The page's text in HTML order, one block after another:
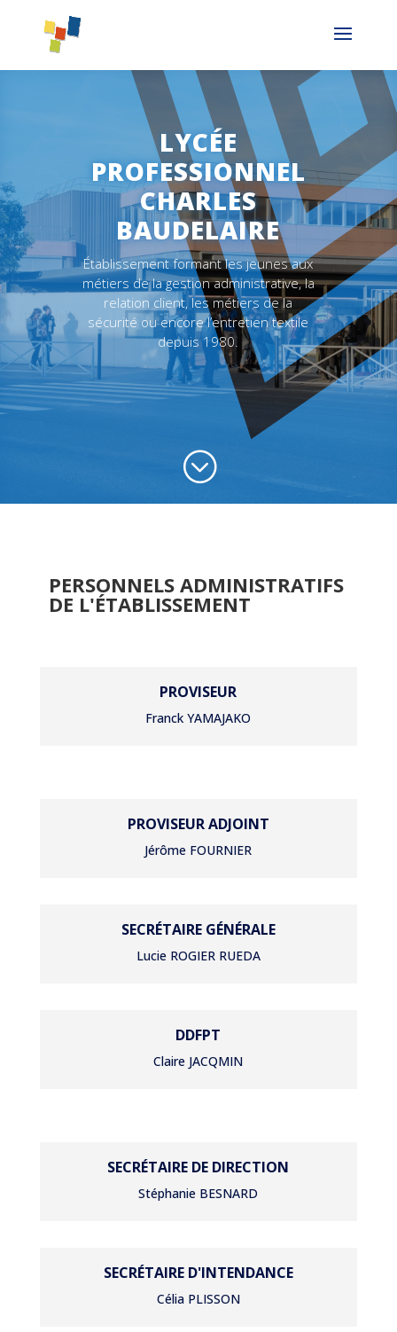
LYCÉE
PROFESSIONNEL
CHARLES
BAUDELAIRE
Établissement formant les jeunes aux
métiers de la gestion administrative, la
relation client, les métiers de la
sécurité ou encore l’entretien textile
depuis 1980.
;
PERSONNELS ADMINISTRATIFS
DE L'ÉTABLISSEMENT
PROVISEUR
Franck YAMAJAKO
PROVISEUR ADJOINT
Jérôme FOURNIER
SECRÉTAIRE GÉNÉRALE
Lucie ROGIER RUEDA
DDFPT
Claire JACQMIN
SECRÉTAIRE DE DIRECTION
Stéphanie BESNARD
SECRÉTAIRE D'INTENDANCE
Célia PLISSON